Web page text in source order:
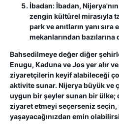
İbadan:İbadan,
zengin kültürel mirasıyla
park ve anıtların yanı
mekanlarından
Bahsedilmeye değer diğer
Enugu, Kaduna ve Jos yer alır
ziyaretçilerin keyif alabileceği
aktivite sunar. Nijerya büyük ve
uygun bir şeyler sunan bir ülke;
ziyaret etmeyi seçerseniz
yaşayacağınızdan emin